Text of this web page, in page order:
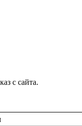
с сайта.